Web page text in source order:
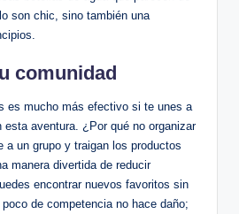
son chic, sino también una
comunidad
es mucho más efectivo si te unes a
aventura. ¿Por qué no organizar
a un grupo y traigan los productos
manera divertida de reducir
encontrar nuevos favoritos sin
de competencia no hace daño;